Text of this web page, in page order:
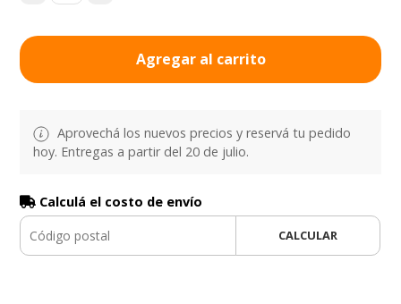
Agregar al carrito
Aprovechá los nuevos precios y reservá tu pedido
hoy. Entregas a partir del 20 de julio.
Calculá el costo de envío
CALCULAR